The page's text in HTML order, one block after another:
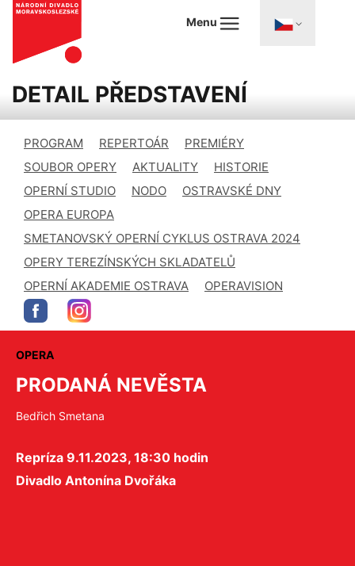
Menu
DETAIL PŘEDSTAVENÍ
PROGRAM REPERTOÁR
PREMIÉRY
SOUBOR OPERY
AKTUALITY
HISTORIE
OPERNÍ STUDIO
NODO
OSTRAVSKÉ DNY
OPERA EUROPA
SMETANOVSKÝ OPERNÍ CYKLUS OSTRAVA 2024
OPERY TEREZÍNSKÝCH SKLADATELŮ
OPERNÍ AKADEMIE OSTRAVA
OPERAVISION
OPERA
PRODANÁ NEVĚSTA
Bedřich Smetana
Repríza 9.11.2023, 18:30 hodin
Divadlo Antonína Dvořáka